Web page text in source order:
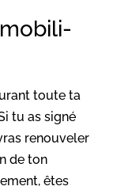
toute ta
tu as signé
renouveler
de ton
êtes